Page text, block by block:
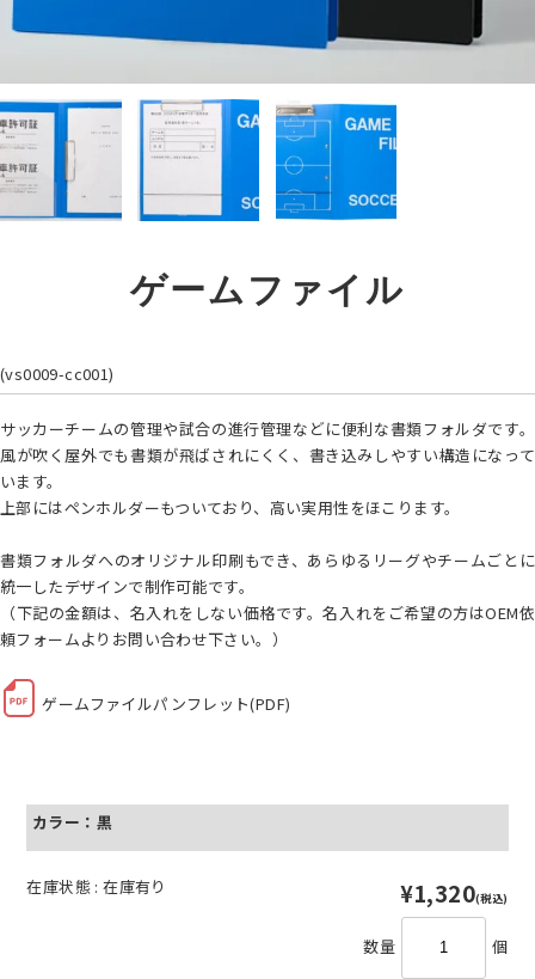
ゲームファイル
(vs0009-cc001)
サッカーチームの管理や試合の進行管理などに便利な書類フォルダです。
風が吹く屋外でも書類が飛ばされにくく、書き込みしやすい構造になって
います。
上部にはペンホルダーもついており、高い実用性をほこります。
書類フォルダへのオリジナル印刷もでき、あらゆるリーグやチームごとに
統一したデザインで制作可能です。
（下記の金額は、名入れをしない価格です。名入れをご希望の方はOEM依
頼フォームよりお問い合わせ下さい。）
ゲームファイルパンフレット(PDF)
カラー：黒
在庫状態 : 在庫有り ¥1,320(税込)
数量 個